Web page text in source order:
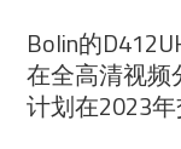
Bolin的
在全高清视频
计划在2023年